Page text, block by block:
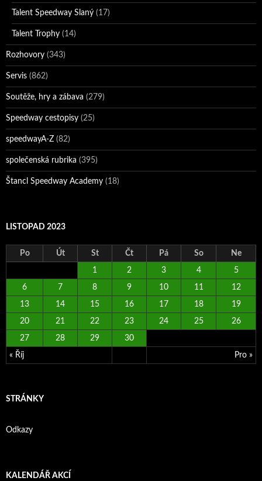
Talent Speedway Slaný (17)
Talent Trophy (14)
Rozhovory (343)
Servis (862)
Soutěže, hry a zábava (279)
Speedway cestopisy (25)
speedwayA-Z (82)
společenská rubrika (395)
Štancl Speedway Academy (18)
LISTOPAD 2023
Po Út St Čt Pá So Ne
« Říj Pro »
1 2 3 4 5
6 7 8 9 10 11 12
13 14 15 16 17 18 19
20 21 22 23 24 25 26
27 28 29 30
STRÁNKY
Odkazy
KALENDÁŘ AKCÍ